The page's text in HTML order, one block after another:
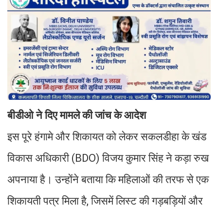
बीडीओ ने दिए मामले की जांच के आदेश
इस पूरे हंगामे और शिकायत को लेकर सकलडीहा के खंड
विकास अधिकारी (BDO) विजय कुमार सिंह ने कड़ा रुख
अपनाया है। उन्होंने बताया कि महिलाओं की तरफ से एक
शिकायती पत्र मिला है, जिसमें लिस्ट की गड़बड़ियों और